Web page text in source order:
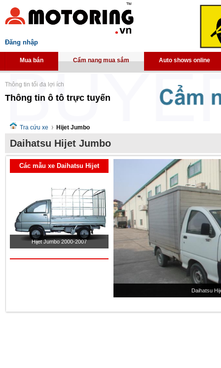
Đăng nhập
Mua bán Cẩm nang mua sắm Auto shows online
Thông tin tối đa lợi ích
Thông tin ô tô trực tuyến
Tra cứu xe Hijet Jumbo
Daihatsu Hijet Jumbo
Các mẫu xe Daihatsu Hijet
Hijet Jumbo 2000-2007
Daihatsu